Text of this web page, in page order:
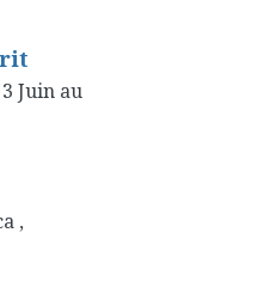
Juin au
,